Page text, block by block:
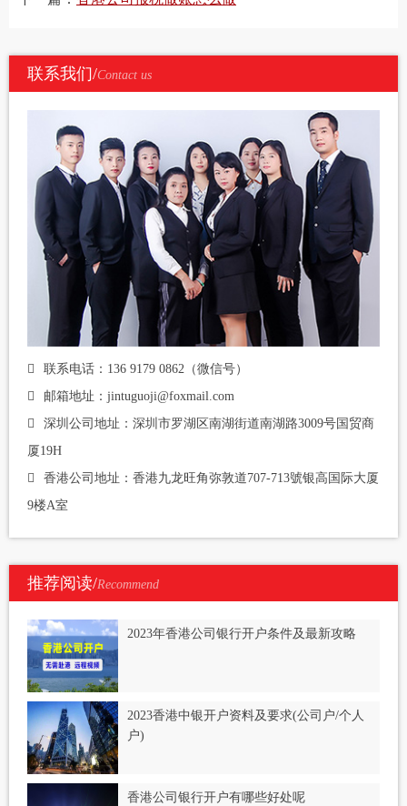
联系我们/Contact us
联系电话：136 9179 0862（微信号）
邮箱地址：jintuguoji@foxmail.com
深圳公司地址：深圳市罗湖区南湖街道南湖路3009号国贸商
厦19H
香港公司地址：香港九龙旺角弥敦道707-713號银高国际大厦
9楼A室
推荐阅读/Recommend
2023年香港公司银行开户条件及最新攻略
2023香港中银开户资料及要求(公司户/个人
户)
香港公司银行开户有哪些好处呢